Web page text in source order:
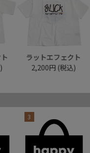
ラットエフェクト
2,200円 (税込)
3